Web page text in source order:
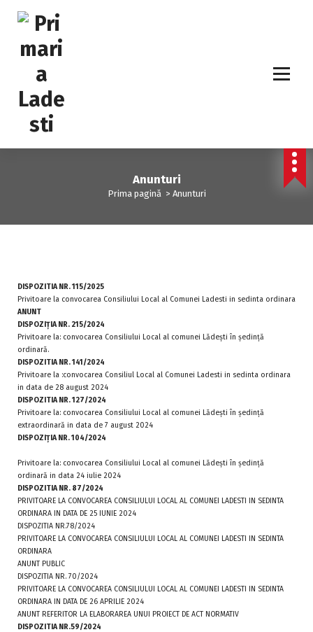
Anunturi
Prima pagină> Anunturi
DISPOZITIA NR. 115/2025
Privitoare la convocarea Consiliului Local al Comunei Ladesti in sedinta ordinara
ANUNT
DISPOZIŢIA NR. 215/2024
Privitoare la: convocarea Consiliului Local al comunei Lădeşti în şedinţă
ordinară.
DISPOZITIA NR. 141/2024
Privitoare la :convocarea Consiliul Local al Comunei Ladesti in sedinta ordinara
in data de 28 august 2024
DISPOZITIA NR. 127/2024
Privitoare la: convocarea Consiliului Local al comunei Lădeşti în şedinţă
extraordinară in data de 7 august 2024
DISPOZIŢIA NR. 104/2024
Privitoare la: convocarea Consiliului Local al comunei Lădeşti în şedinţă
ordinară in data 24 iulie 2024
DISPOZITIA NR. 87/2024
PRIVITOARE LA CONVOCAREA CONSILIULUI LOCAL AL COMUNEI LADESTI IN SEDINTA
ORDINARA IN DATA DE 25 IUNIE 2024
DISPOZITIA NR.78/2024
PRIVITOARE LA CONVOCAREA CONSILIULUI LOCAL AL COMUNEI LADESTI IN SEDINTA
ORDINARA
ANUNT PUBLIC
DISPOZITIA NR. 70/2024
PRIVITOARE LA CONVOCAREA CONSILIULUI LOCAL AL COMUNEI LADESTI IN SEDINTA
ORDINARA IN DATA DE 26 APRILIE 2024
ANUNT REFERITOR LA ELABORAREA UNUI PROIECT DE ACT NORMATIV
DISPOZITIA NR.59/2024